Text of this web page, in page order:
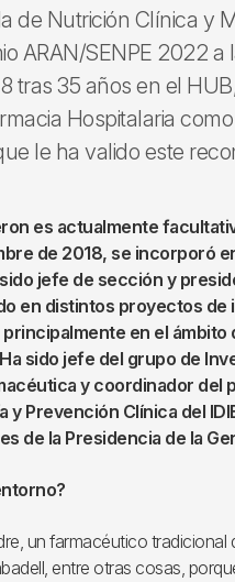
de Nutrición Clínica y
ARAN/SENPE 2022 a
tras 35 años en el
Hospitalaria
le ha valido este
es actualmente
de 2018, se incorporó
jefe de sección y
en distintos proyectos de
en el ámbito
sido jefe del grupo de
y coordinador del
Prevención Clínica del
de la Presidencia de la
un farmacéutico tradicional
entre otras cosas,